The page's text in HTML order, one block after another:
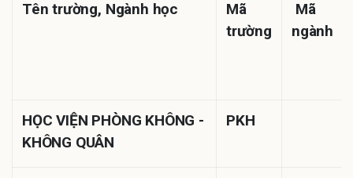
Tên trường, Ngành học
Mã
trường
Mã
ngành
HỌC VIỆN PHÒNG KHÔNG -
KHÔNG QUÂN
PKH